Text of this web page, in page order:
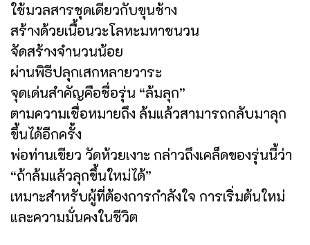
ใช้มวลสารชุดเดียวกับขุนช้าง
สร้างด้วยเนื้อนวะโลหะมหาชนวน
จัดสร้างจำนวนน้อย
ผ่านพิธีปลุกเสกหลายวาระ
จุดเด่นสำคัญคือชื่อรุ่น “ล้มลุก”
ตามความเชื่อหมายถึง ล้มแล้วสามารถกลับมาลุก
ขึ้นได้อีกครั้ง
พ่อท่านเขียว วัดห้วยเงาะ กล่าวถึงเคล็ดของรุ่นนี้ว่า
“ถ้าล้มแล้วลุกขึ้นใหม่ได้”
เหมาะสำหรับผู้ที่ต้องการกำลังใจ การเริ่มต้นใหม่
และความมั่นคงในชีวิต